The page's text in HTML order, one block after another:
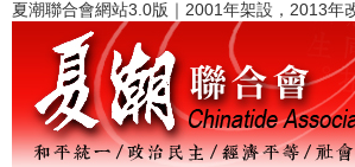
夏潮聯合會網站3.0版｜2001年架設，2013年